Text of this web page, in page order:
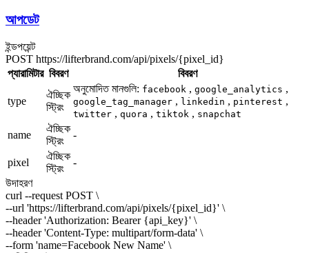
আপডেট
ইন্ডপয়েন্ট
POST https://lifterbrand.com/api/pixels/{pixel_id}
প্যারামিটার বিবরণ বিবরণ
type
ঐচ্ছিক
স্ট্রিং
অনুমোদিত মানগুলি: facebook , google_analytics ,
google_tag_manager , linkedin , pinterest ,
twitter , quora , tiktok , snapchat
name
ঐচ্ছিক
স্ট্রিং
-
pixel
ঐচ্ছিক
স্ট্রিং
-
উদাহরণ
curl --request POST \
--url 'https://lifterbrand.com/api/pixels/{pixel_id}' \
--header 'Authorization: Bearer {api_key}' \
--header 'Content-Type: multipart/form-data' \
--form 'name=Facebook New Name' \